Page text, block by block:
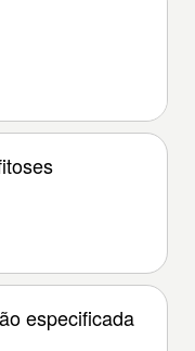
especificada